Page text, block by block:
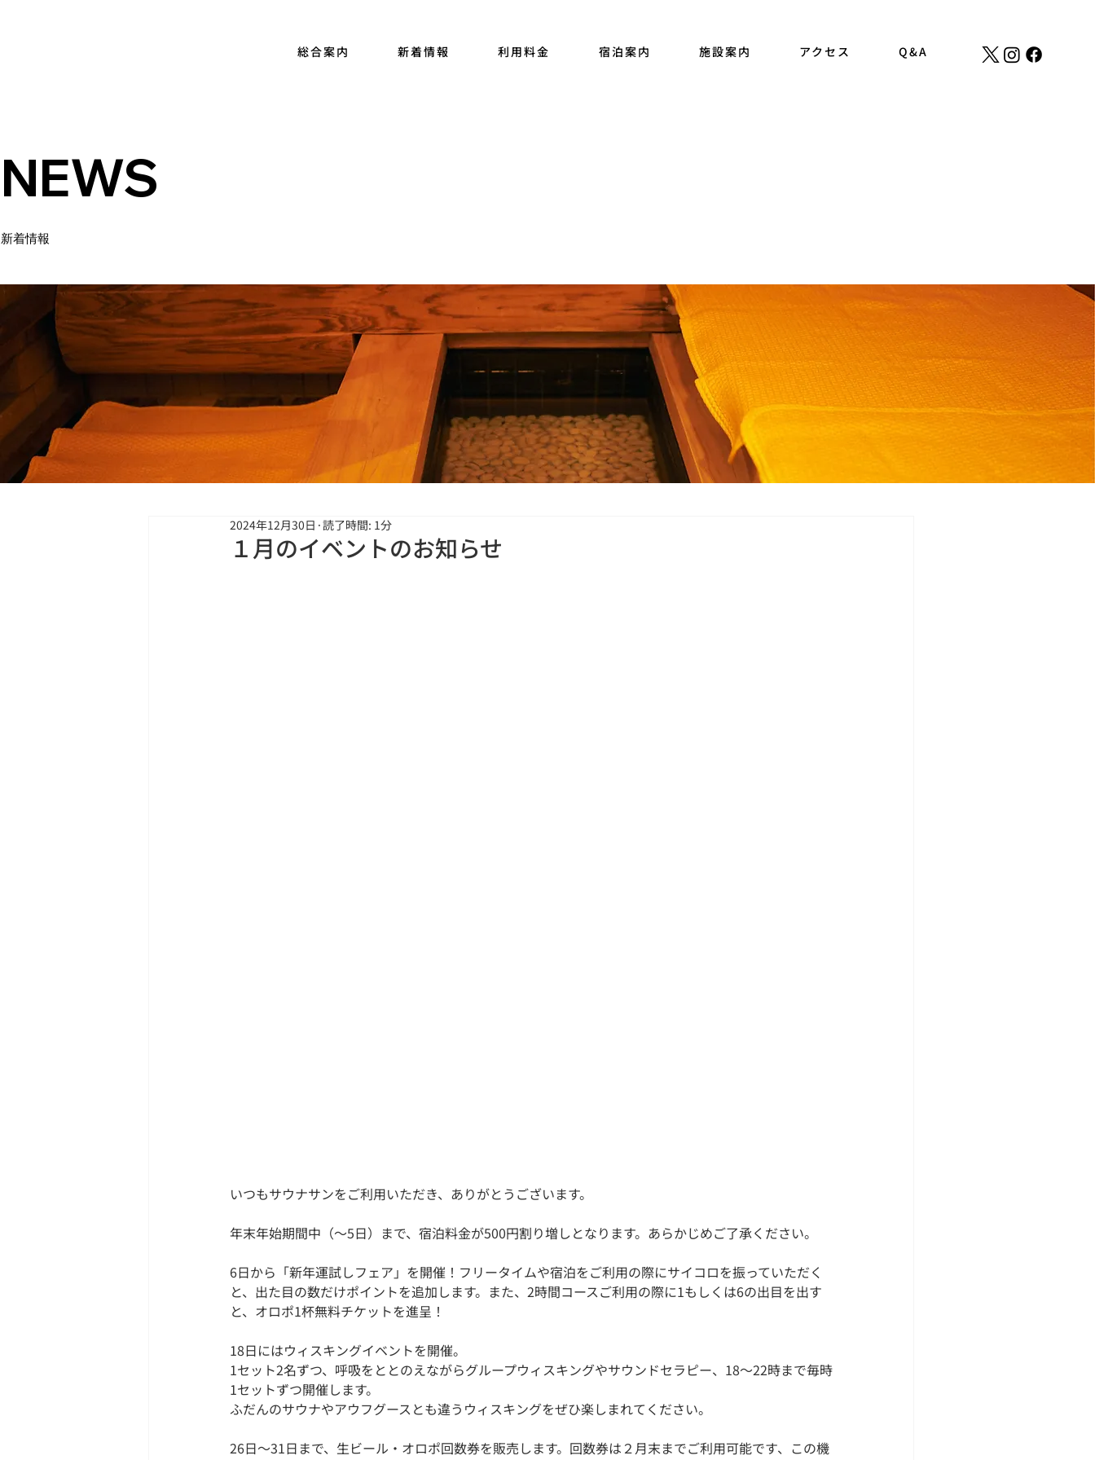
総合案内 新着情報 利用料金 宿泊案内 施設案内 アクセス Q&A
NEWS
新着情報
１月のイベントのお知らせ
2024年12月30日 読了時間: 1分
いつもサウナサンをご利用いただき、ありがとうございます。
年末年始期間中（～5日）まで、宿泊料金が500円割り増しとなります。あらかじめご了承ください。
6日から「新年運試しフェア」を開催！フリータイムや宿泊をご利用の際にサイコロを振っていただく
と、出た目の数だけポイントを追加します。また、2時間コースご利用の際に1もしくは6の出目を出す
と、オロポ1杯無料チケットを進呈！
18日にはウィスキングイベントを開催。
1セット2名ずつ、呼吸をととのえながらグループウィスキングやサウンドセラピー、18～22時まで毎時
1セットずつ開催します。
ふだんのサウナやアウフグースとも違うウィスキングをぜひ楽しまれてください。
26日～31日まで、生ビール・オロポ回数券を販売します。回数券は２月末までご利用可能です、この機